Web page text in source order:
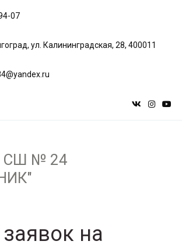
07
, ул. Калининградская, 28, 400011
СШ № 24
на